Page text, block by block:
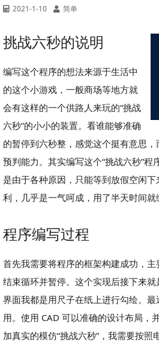
2021-1-10 简单
挑战六秒的说明
编写这个程序的想法来源于生活中
的这个小游戏，一般商场等地方就
会有这样的一个供路人来玩的“挑战
六秒”的小小的装置。看谁能够准确
的暂停到六秒整，感觉这个挺有意思
预判能力。其实编写这个“挑战六秒”程
是由于各种原因，只能等到放假空闲
利，几乎是一气呵成，用了半天时间就
程序编写过程
首先我需要将程序的框架构建成功，
结束循环并暂停。这个实现后接下来
界面我都是用尺子在纸上进行勾绘。
用。使用 CAD 可以准确的设计布局，
加真实的模仿“挑战六秒”，我需要按